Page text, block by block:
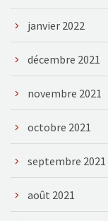
janvier 2022
décembre 2021
novembre 2021
octobre 2021
septembre 2021
août 2021